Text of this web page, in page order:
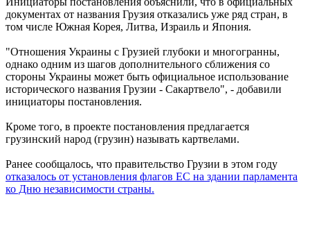
документах от названия Грузия отказались уже ряд стран, в
том числе Южная Корея, Литва, Израиль и Япония.
"Отношения Украины с Грузией глубоки и многогранны,
однако одним из шагов дополнительного сближения со
стороны Украины может быть официальное использование
исторического названия Грузии - Сакартвело", - добавили
инициаторы постановления.
Кроме того, в проекте постановления предлагается
грузинский народ (грузин) называть картвелами.
Ранее сообщалось, что правительство Грузии в этом году
отказалось от установления флагов ЕС на здании парламента
ко Дню независимости страны.